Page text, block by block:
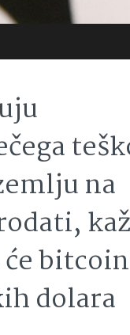
na
bitcoin
dolara